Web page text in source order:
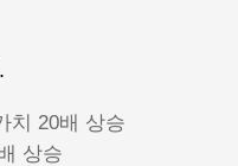
치 20배 상승
상승